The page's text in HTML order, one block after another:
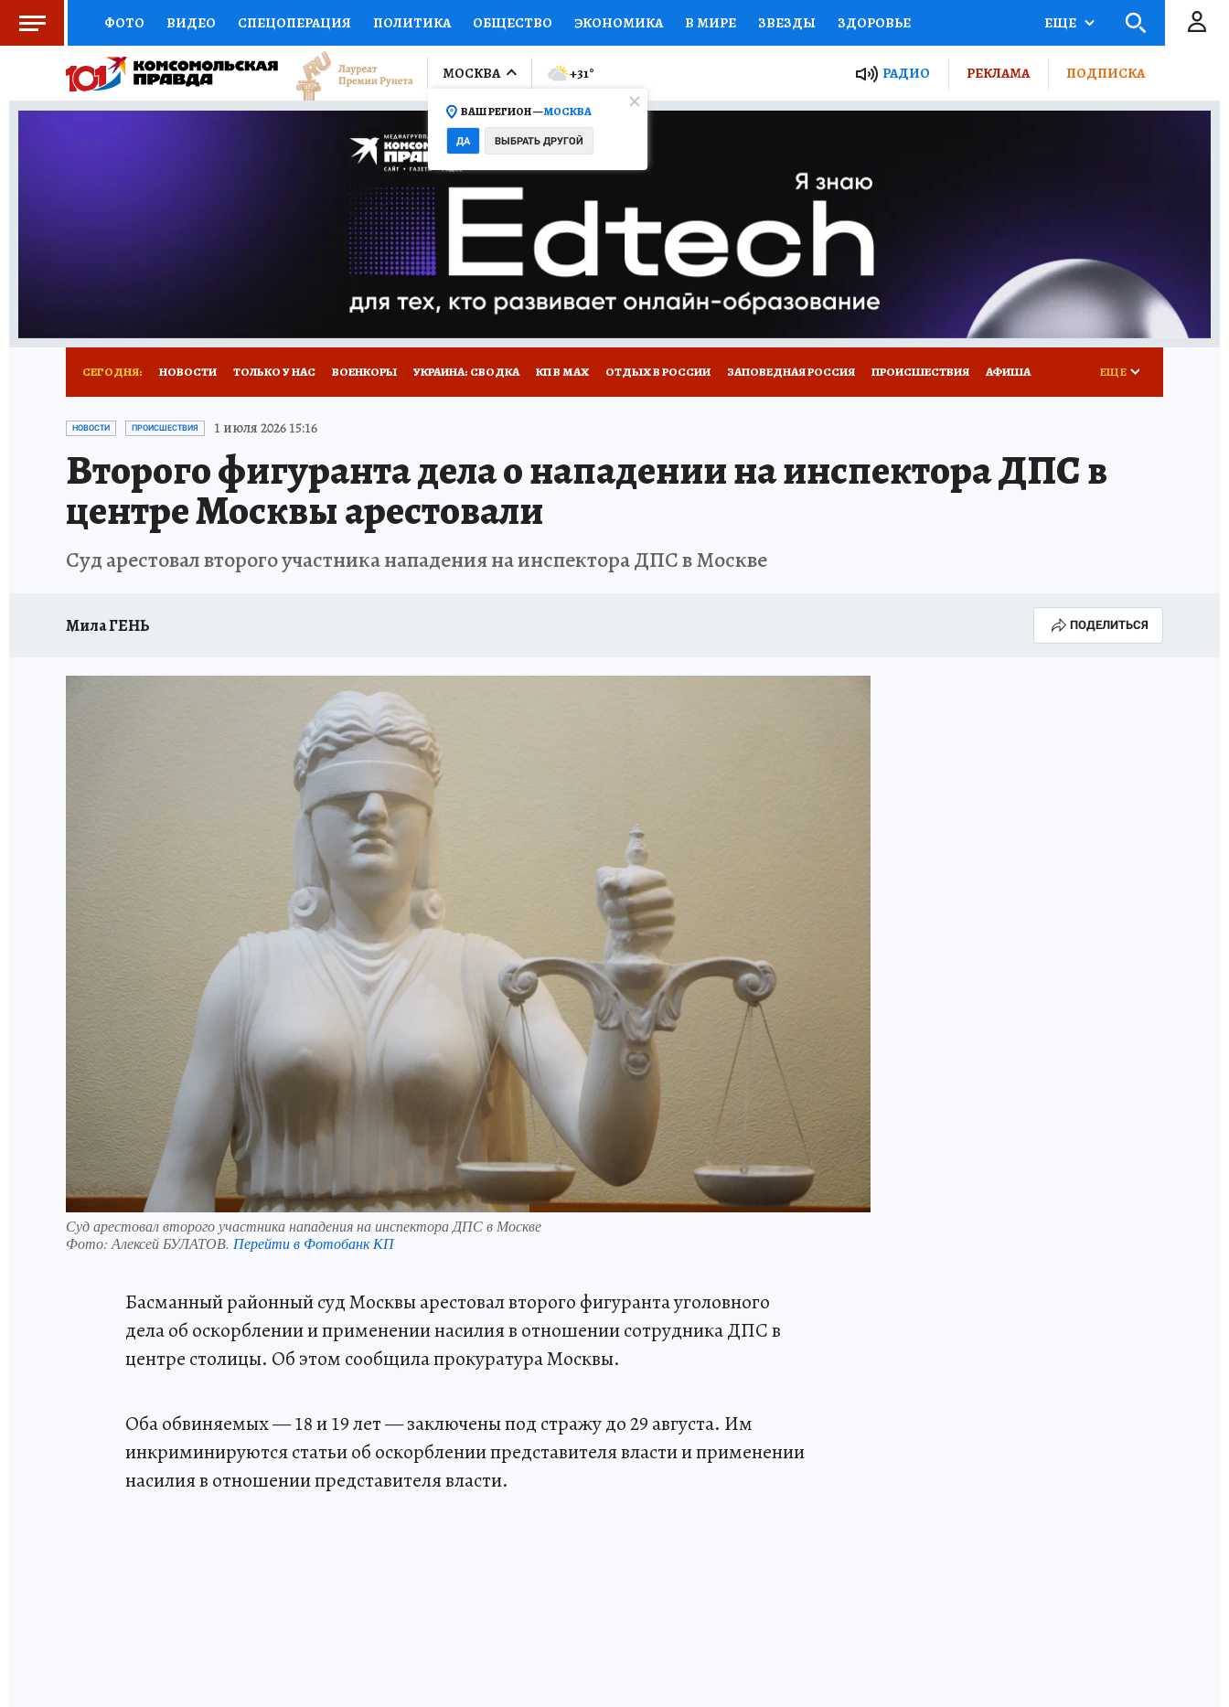
ФОТО ВИДЕО СПЕЦОПЕРАЦИЯ ПОЛИТИКА ОБЩЕСТВО ЭКОНОМИКА В МИРЕ ЗВЕЗДЫ ЗДОРОВЬЕ
СОЦПОДДЕРЖКА НАУКА СПОРТ КОЛУМНИСТЫ ПРОИСШЕСТВИЯ НАЦИОНАЛЬНЫЕ ПРОЕКТЫ РОССИИ АФИША
ВЫБОР ЭКСПЕРТОВ ДОКТОР ФИНАНСЫ ОТКРЫВАЕМ МИР Я ЗНАЮ СЕМЬЯ ЖЕНСКИЕ СЕКРЕТЫ ПУТЕВОДИТЕЛЬ
ПРОГНОЗЫ НА СПОРТ ПРОМОКОДЫ СЕРИАЛЫ
ТЕЛЕВИЗОР КОЛЛЕКЦИИ КОНКУРСЫ ГИД ПОТРЕБИТЕЛЯ
НОВОЕ НА САЙТЕ
ЕЩЕ
МОСКВА
ВАШ РЕГИОН —МОСКВА
ДА ВЫБРАТЬ ДРУГОЙ
+31° РАДИО РЕКЛАМА ПОДПИСКА
СЕГОДНЯ: НОВОСТИ ТОЛЬКО У НАС ВОЕНКОРЫ УКРАИНА: СВОДКА КП В МАХ ОТДЫХ В РОССИИ ЗАПОВЕДНАЯ РОССИЯ ПРОИСШЕСТВИЯ АФИША
ИСПЫТАНО НА СЕБЕ
ЕЩЕ
НОВОСТИ ПРОИСШЕСТВИЯ 1 июля 2026 15:16
Второго фигуранта дела о нападении на инспектора ДПС в
центре Москвы арестовали
Суд арестовал второго участника нападения на инспектора ДПС в Москве
Мила ГЕНЬ ПОДЕЛИТЬСЯ
Суд арестовал второго участника нападения на инспектора ДПС в Москве
Фото: Алексей БУЛАТОВ. Перейти в Фотобанк КП
Басманный районный суд Москвы арестовал второго фигуранта уголовного
дела об оскорблении и применении насилия в отношении сотрудника ДПС в
центре столицы. Об этом сообщила прокуратура Москвы.
Оба обвиняемых — 18 и 19 лет — заключены под стражу до 29 августа. Им
инкриминируются статьи об оскорблении представителя власти и применении
насилия в отношении представителя власти.